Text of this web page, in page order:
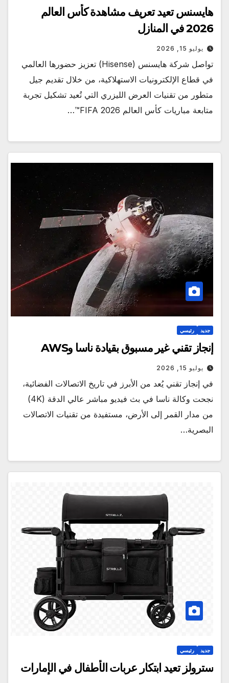
هايسنس تعيد تعريف مشاهدة كأس العالم
2026 في المنازل
يوليو 15, 2026
تواصل شركة هايسنس (Hisense) تعزيز حضورها العالمي
في قطاع الإلكترونيات الاستهلاكية، من خلال تقديم جيل
متطور من تقنيات العرض الليزري التي تُعيد تشكيل تجربة
متابعة مباريات كأس العالم FIFA 2026™…
جديد رئيسي
إنجاز تقني غير مسبوق بقيادة ناسا وAWS
يوليو 15, 2026
في إنجاز تقني يُعد من الأبرز في تاريخ الاتصالات الفضائية،
نجحت وكالة ناسا في بث فيديو مباشر عالي الدقة (4K)
من مدار القمر إلى الأرض، مستفيدة من تقنيات الاتصالات
البصرية…
جديد رئيسي
سترولز تعيد ابتكار عربات الأطفال في الإمارات